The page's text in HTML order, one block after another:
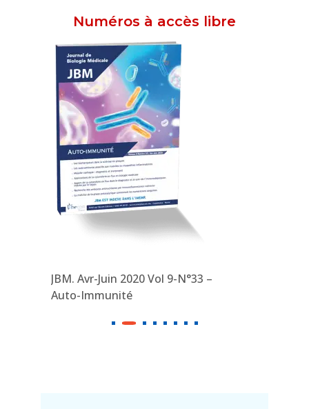
Numéros à accès libre
JBM. Avr-Juin 2020 Vol 9-N°33 –
Auto-Immunité